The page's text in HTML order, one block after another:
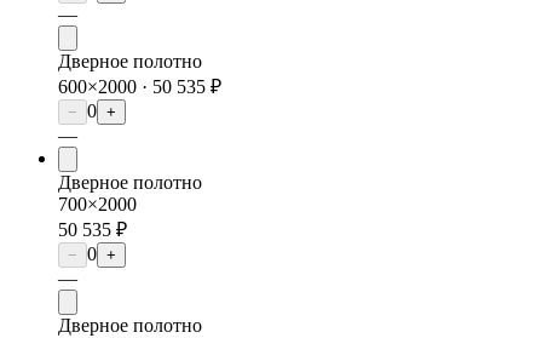
—
Дверное полотно
600×2000 · 50 535 ₽
− 0 +
—
Дверное полотно
700×2000
50 535 ₽
− 0 +
—
Дверное полотно